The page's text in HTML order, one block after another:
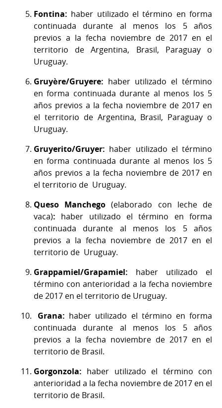
Fontina: haber utilizado el término en forma
continuada durante al menos los 5 años
previos a la fecha noviembre de 2017 en el
territorio de Argentina, Brasil, Paraguay o
Uruguay.
Gruyère/Gruyere: haber utilizado el término
en forma continuada durante al menos los 5
años previos a la fecha noviembre de 2017 en
el territorio de Argentina, Brasil, Paraguay o
Uruguay.
Gruyerito/Gruyer: haber utilizado el término
en forma continuada durante al menos los 5
años previos a la fecha noviembre de 2017 en
el territorio de Uruguay.
Queso Manchego(elaborado con leche de
vaca): haber utilizado el término
en forma
continuada durante al menos los 5 años
previos a la fecha noviembre de 2017 en el
territorio de Uruguay.
Grappamiel/Grapamiel: haber utilizado el
término con anterioridad a la fecha noviembre
de 2017 en el territorio de Uruguay.
Grana: haber utilizado el término en forma
continuada durante al menos los 5 años
previos a la fecha noviembre de 2017 en el
territorio de Brasil.
Gorgonzola: haber utilizado el término con
anterioridad a la fecha noviembre de 2017 en el
territorio de Brasil.